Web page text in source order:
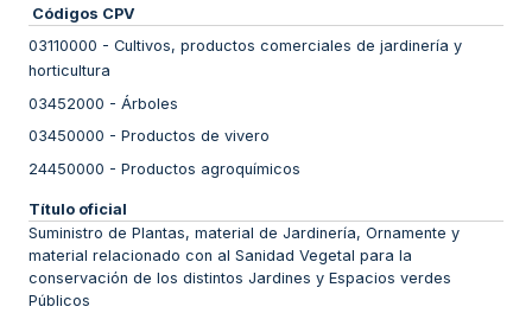
Códigos CPV
03110000 - Cultivos, productos comerciales de jardinería y
horticultura
03452000 - Árboles
03450000 - Productos de vivero
24450000 - Productos agroquímicos
Título oficial
Suministro de Plantas, material de Jardinería, Ornamente y
material relacionado con al Sanidad Vegetal para la
conservación de los distintos Jardines y Espacios verdes
Públicos